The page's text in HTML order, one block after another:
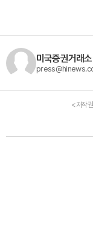
미국증권거래
<저작